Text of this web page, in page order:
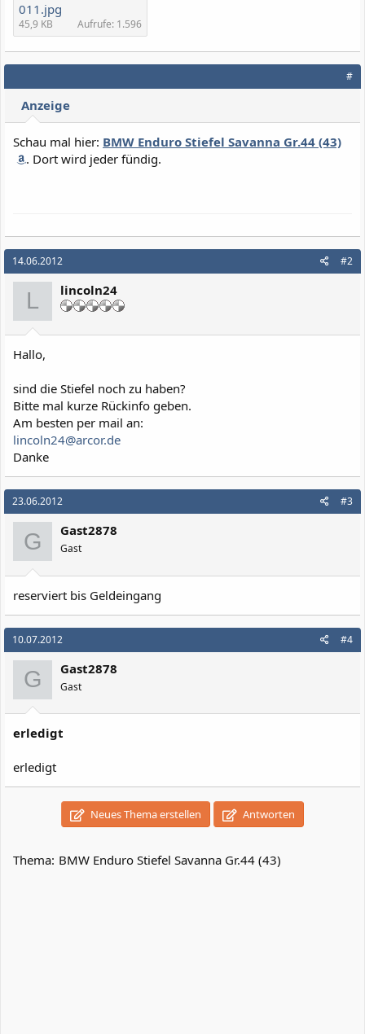
011.jpg
45,9 KB Aufrufe: 1.596
#
Anzeige
Schau mal hier: BMW Enduro Stiefel Savanna Gr.44 (43)
. Dort wird jeder fündig.
14.06.2012 #2
L lincoln24
Hallo,
sind die Stiefel noch zu haben?
Bitte mal kurze Rückinfo geben.
Am besten per mail an:
lincoln24@arcor.de
Danke
23.06.2012 #3
G Gast2878
Gast
reserviert bis Geldeingang
10.07.2012 #4
G Gast2878
Gast
erledigt
erledigt
Neues Thema erstellen Antworten
Thema: BMW Enduro Stiefel Savanna Gr.44 (43)